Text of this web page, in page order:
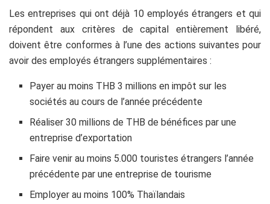
Les entreprises qui ont déjà 10 employés étrangers et qui
répondent aux critères de capital entièrement libéré,
doivent être conformes à l’une des actions suivantes pour
avoir des employés étrangers supplémentaires :
Payer au moins THB 3 millions en impôt sur les
sociétés au cours de l’année précédente
Réaliser 30 millions de THB de bénéfices par une
entreprise d’exportation
Faire venir au moins 5.000 touristes étrangers l’année
précédente par une entreprise de tourisme
Employer au moins 100% Thaïlandais